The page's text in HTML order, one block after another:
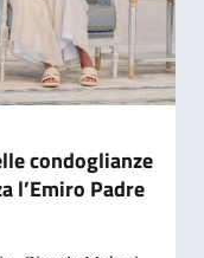
condoglianze
l’Emiro Padre